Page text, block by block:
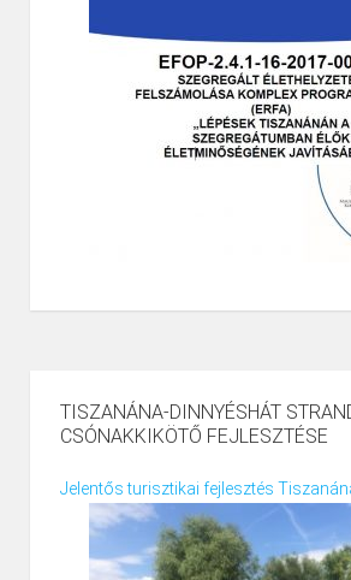
TISZANÁNA-DINNYÉSHÁT
CSÓNAKKIKÖTŐ FEJLESZTÉSE
Jelentős turisztikai fejlesztés